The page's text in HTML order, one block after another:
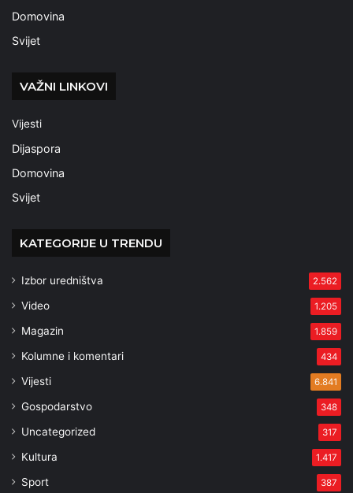
Domovina
Svijet
VAŽNI LINKOVI
Vijesti
Dijaspora
Domovina
Svijet
KATEGORIJE U TRENDU
Izbor uredništva 2.562
Video 1.205
Magazin 1.859
Kolumne i komentari 434
Vijesti 6.841
Gospodarstvo 348
Uncategorized 317
Kultura 1.417
Sport 387